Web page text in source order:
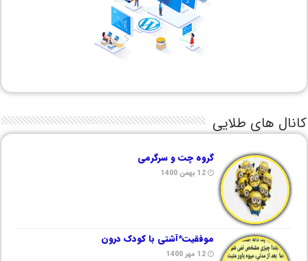
کانال های طلایی
گروه چت و سرگرمی
12 بهمن 1400
موفقیت*آشتی با کودک درون
12 مهر 1400